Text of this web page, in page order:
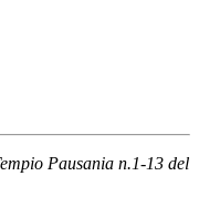
Pausania n.1-13 del